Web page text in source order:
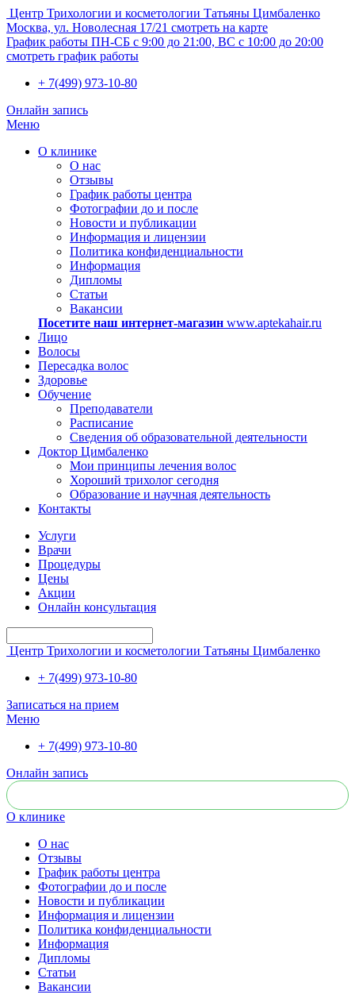
Центр Трихологии и косметологии Татьяны Цимбаленко
Москва, ул. Новолесная 17/21 смотреть на карте
График работы ПН-СБ с 9:00 до 21:00, ВС с 10:00 до 20:00
смотреть график работы
+ 7(499) 973-10-80
Онлайн запись
Меню
О клинике
О нас
Отзывы
График работы центра
Фотографии до и после
Новости и публикации
Информация и лицензии
Политика конфиденциальности
Информация
Дипломы
Статьи
Вакансии
Посетите наш интернет-магазин www.aptekahair.ru
Лицо
Волосы
Пересадка волос
Здоровье
Обучение
Преподаватели
Расписание
Сведения об образовательной деятельности
Доктор Цимбаленко
Мои принципы лечения волос
Хороший трихолог сегодня
Образование и научная деятельность
Контакты
Услуги
Врачи
Процедуры
Цены
Акции
Онлайн консультация
Центр Трихологии и косметологии Татьяны Цимбаленко
+ 7(499) 973-10-80
Записаться на прием
Меню
+ 7(499) 973-10-80
Онлайн запись
О клинике
О нас
Отзывы
График работы центра
Фотографии до и после
Новости и публикации
Информация и лицензии
Политика конфиденциальности
Информация
Дипломы
Статьи
Вакансии